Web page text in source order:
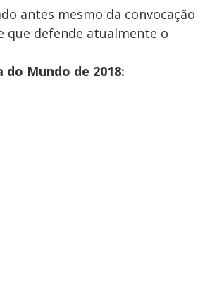
antes mesmo da convocação
que defende atualmente o
Mundo de 2018: